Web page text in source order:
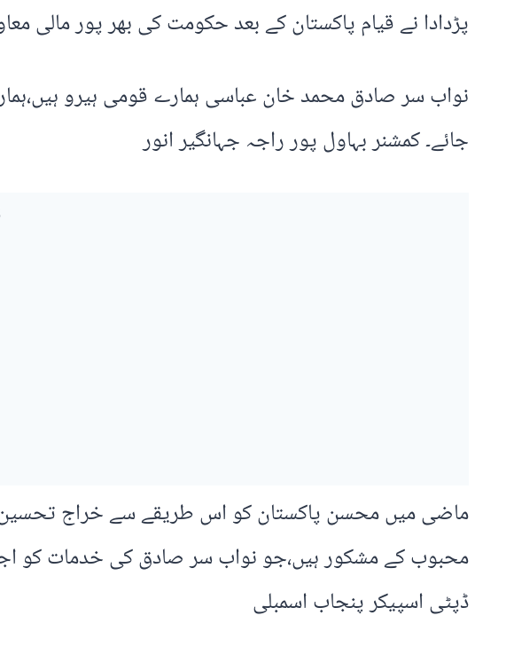
پڑدادا نے قیام پاکستان کے بعد حکومت کی بھر پور مالی
نواب سر صادق محمد خان عباسی ہمارے قومی ہیرو
جائے۔ کمشنر بہاول پور راجہ جہانگیر انور
ماضی میں محسن پاکستان کو اس طریقے سے خراج تحسین
محبوب کے مشکور ہیں،جو نواب سر صادق کی خدمات کو
ڈپٹی اسپیکر پنجاب اسمبلی